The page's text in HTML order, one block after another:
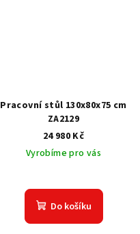
Pracovní stůl 130x80x75 cm
ZA2129
24 980 Kč
Vyrobíme pro vás
Do košíku